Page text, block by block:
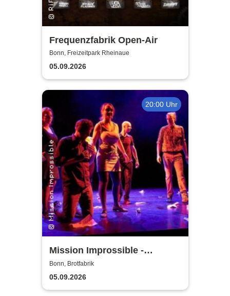
Frequenzfabrik Open-Air
Bonn, Freizeitpark Rheinaue
05.09.2026
20:00 Uhr
Mission Improssible -
Improtheater made in Bonn
Bonn, Brotfabrik
05.09.2026